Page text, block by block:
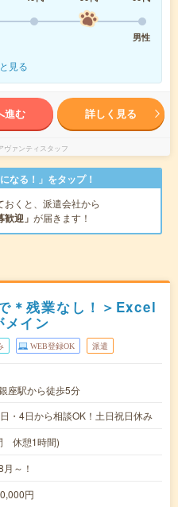
男性
見る
進む 詳しく見る
ヴァンティスタッフ
なる！」をタップ！
おくと、派遣会社から
歓迎」 が届きます！
＊残業なし！＞Excel
メイン
WEB登録OK 派遣
座駅から徒歩5分
・4日から相談OK！土日祝日休み
休憩1時間)
～！
円